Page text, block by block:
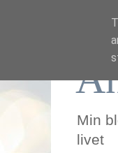
Min
livet